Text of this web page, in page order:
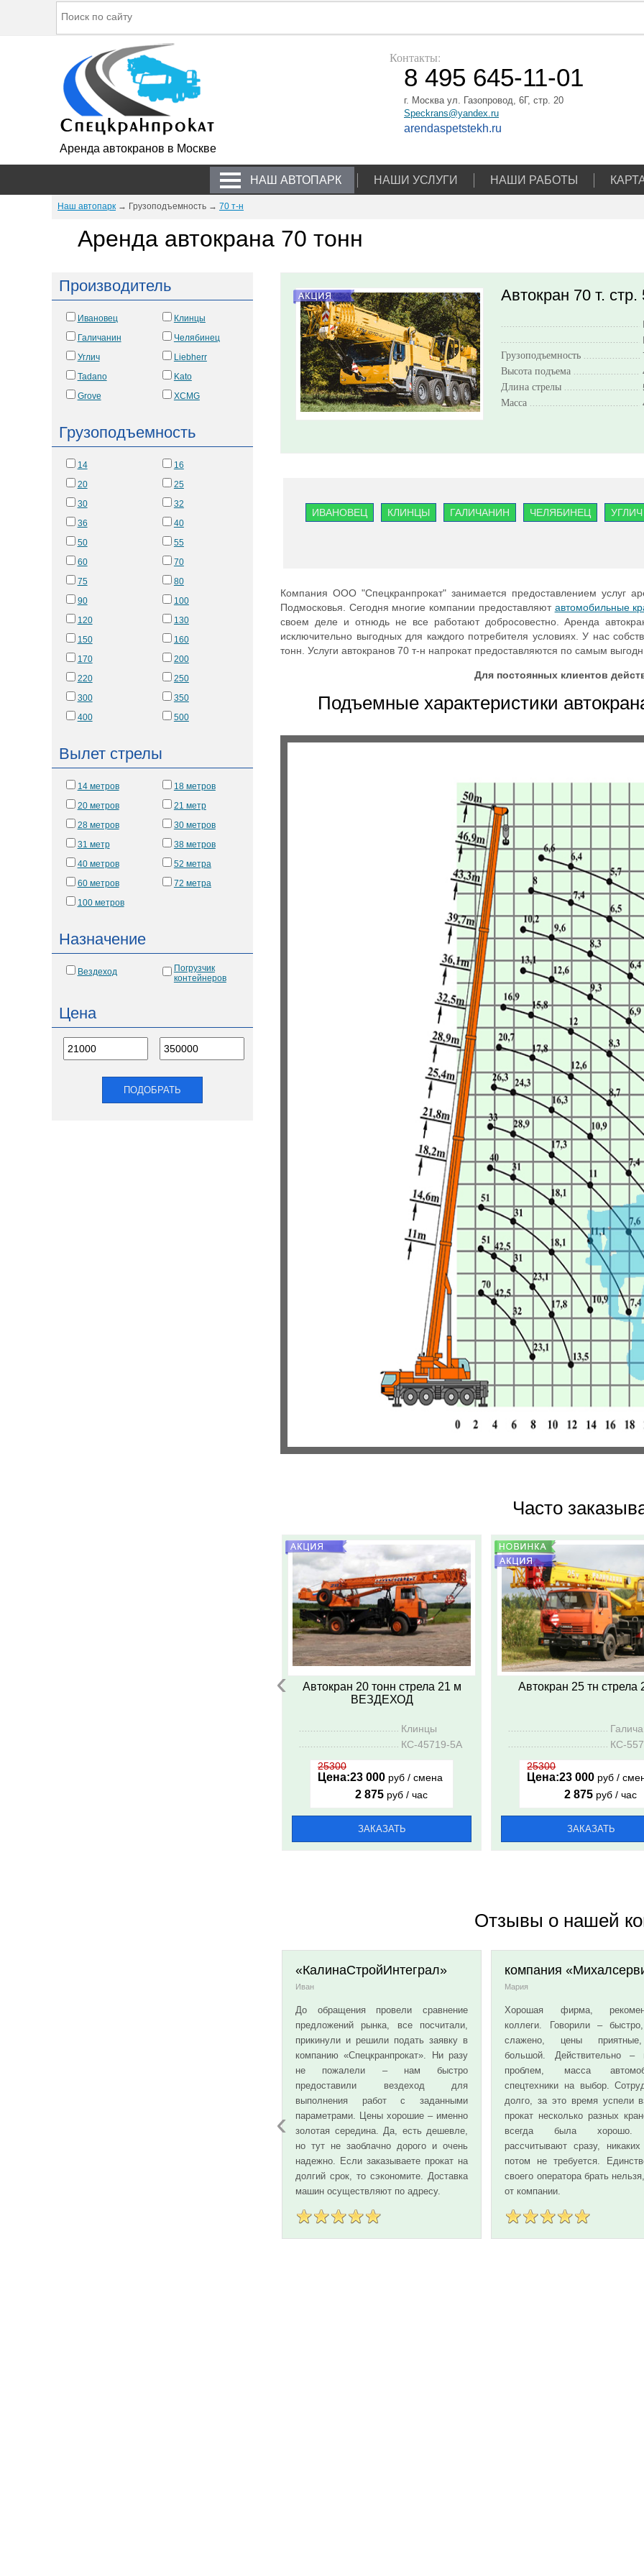
Аренда автокранов в Москве
Контакты:
8 495 645-11-01
г. Москва ул. Газопровод, 6Г, стр. 20
Speckrans@yandex.ru
arendaspetstekh.ru
НАШ АВТОПАРК НАШИ УСЛУГИ НАШИ РАБОТЫ
Наш автопарк → Грузоподъемность → 70 т-н
Аренда автокрана 70 тонн
Автокран 70 т.
Грузоподъемность
Высота подъема
Длина стрелы
Масса
ИВАНОВЕЦ КЛИНЦЫ ГАЛИЧАНИН ЧЕЛЯБИНЕЦ УГЛИЧ
Компания ООО "Спецкранпрокат" занимается предоставлением услуг
Подмосковья. Сегодня многие компании предоставляют автомобильные
своем деле и отнюдь не все работают добросовестно. Аренда
исключительно выгодных для каждого потребителя условиях. У нас
тонн. Услуги автокранов 70 т-н напрокат предоставляются по самым
Для постоянных клиентов
Подъемные характеристики
Часто
Автокран 20 тонн стрела 21 м
ВЕЗДЕХОД
..........................................................
Клинцы
..........................................................
КС-45719-5А
25300
Цена:23 000 руб / смена
2 875 руб / час
ЗАКАЗАТЬ
Автокран 25 тн стрела
КC-
25300
Цена:23 000 руб /
2 875 руб / час
ЗАКАЗАТЬ
‹
Отзывы о нашей
«КалинаСтройИнтеграл»
Иван
До обращения провели сравнение
предложений рынка, все посчитали,
прикинули и решили подать заявку в
компанию «Спецкранпрокат». Ни разу
не пожалели – нам быстро
предоставили вездеход для
выполнения работ с заданными
параметрами. Цены хорошие – именно
золотая середина. Да, есть дешевле,
но тут не заоблачно дорого и очень
надежно. Если заказываете прокат на
долгий срок, то сэкономите. Доставка
машин осуществляют по адресу.
компания
Мария
Хорошая фирма,
коллеги. Говорили –
слажено, цены
большой. Действительно –
проблем, масса
спецтехники на выбор.
долго, за это время успели
прокат несколько разных
всегда была
рассчитывают сразу,
потом не требуется.
своего оператора брать
от компании.
‹
Производитель
Ивановец
Клинцы
Галичанин
Челябинец
Углич
Liebherr
Tadano
Kato
Grove
XCMG
Грузоподъемность
14
16
20
25
30
32
36
40
50
55
60
70
75
80
90
100
120
130
150
160
170
200
220
250
300
350
400
500
Вылет стрелы
14 метров
18 метров
20 метров
21 метр
28 метров
30 метров
31 метр
38 метров
40 метров
52 метра
60 метров
72 метра
100 метров
Назначение
Вездеход
Погрузчик
контейнеров
Цена
ПОДОБРАТЬ